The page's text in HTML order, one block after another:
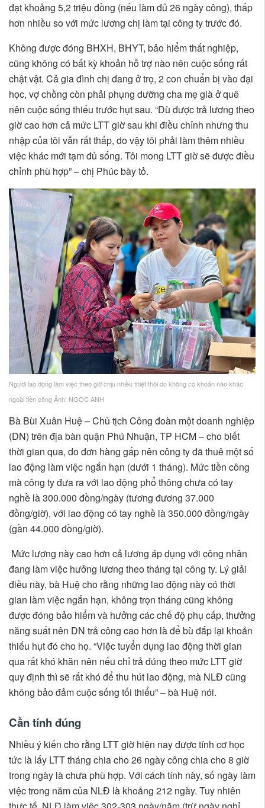
đạt khoảng 5,2 triệu đồng (nếu làm đủ 26 ngày công), thấp
hơn nhiều so với mức lương chị làm tại công ty trước đó.
Không được đóng BHXH, BHYT, bảo hiểm thất nghiệp,
cũng không có bất kỳ khoản hỗ trợ nào nên cuộc sống rất
chật vật. Cả gia đình chị đang ở trọ, 2 con chuẩn bị vào đại
học, vợ chồng còn phải phụng dưỡng cha mẹ già ở quê
nên cuộc sống thiếu trước hụt sau. “Dù được trả lương theo
giờ cao hơn cả mức LTT giờ sau khi điều chỉnh nhưng thu
nhập của tôi vẫn rất thấp, do vậy tôi phải làm thêm nhiều
việc khác mới tạm đủ sống. Tôi mong LTT giờ sẽ được điều
chỉnh phù hợp” – chị Phúc bày tỏ.
Người lao động làm việc theo giờ chịu nhiều thiệt thòi do không có khoản nào khác
ngoài tiền công Ảnh: NGỌC ANH
Bà Bùi Xuân Huệ – Chủ tịch Công đoàn một doanh nghiệp
(DN) trên địa bàn quận Phú Nhuận, TP HCM – cho biết
thời gian qua, do đơn hàng gấp nên công ty đã thuê một số
lao động làm việc ngắn hạn (dưới 1 tháng). Mức tiền công
mà công ty đưa ra với lao động phổ thông chưa có tay
nghề là 300.000 đồng/ngày (tương đương 37.000
đồng/giờ), với lao động có tay nghề là 350.000 đồng/ngày
(gần 44.000 đồng/giờ).
Mức lương này cao hơn cả lương áp dụng với công nhân
đang làm việc hưởng lương theo tháng tại công ty. Lý giải
điều này, bà Huệ cho rằng những lao động này có thời
gian làm việc ngắn hạn, không trọn tháng cũng không
được đóng bảo hiểm và hưởng các chế độ phụ cấp, thưởng
năng suất nên DN trả công cao hơn là để bù đắp lại khoản
thiếu hụt đó cho họ. “Việc tuyển dụng lao động thời gian
qua rất khó khăn nên nếu chỉ trả đúng theo mức LTT giờ
quy định thì sẽ rất khó để thu hút lao động, mà NLĐ cũng
không bảo đảm cuộc sống tối thiểu” – bà Huệ nói.
Cần tính đúng
Nhiều ý kiến cho rằng LTT giờ hiện nay được tính cơ học
tức là lấy LTT tháng chia cho 26 ngày công chia cho 8 giờ
trong ngày là chưa phù hợp. Với cách tính này, số ngày làm
việc trong năm của NLĐ là khoảng 212 ngày. Tuy nhiên